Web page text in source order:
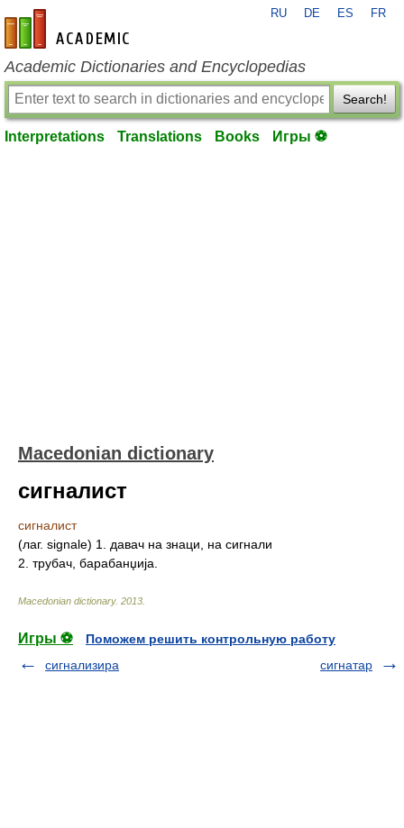
en-academic.com
RU DE ES FR
Academic Dictionaries and Encyclopedias
Search!
Interpretations Translations Books Игры ⚽
Macedonian dictionary
сигналист
сигналист
(лаг. signale) 1. давач на знаци, на сигнали
2. трубач, барабанџија.
Macedonian dictionary. 2013
Игры ⚽
Поможем решить контрольную работу
сигнализира
сигнатар